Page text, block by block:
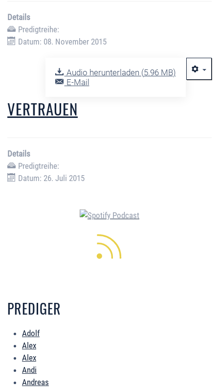
Details
Predigtreihe:
Datum: 08. November 2015
Audio herunterladen (5.96 MB)
E-Mail
VERTRAUEN
Details
Predigtreihe:
Datum: 26. Juli 2015
PREDIGER
Adolf
Alex
Alex
Andi
Andreas